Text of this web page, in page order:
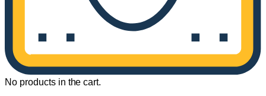
No products in the cart.